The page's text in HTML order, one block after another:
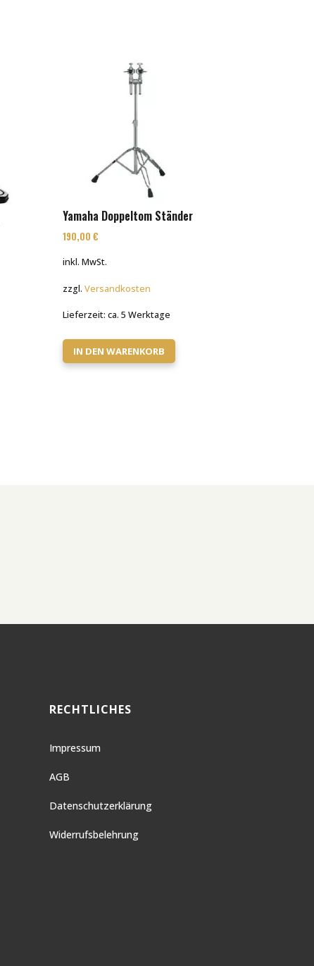
Yamaha Doppeltom Ständer
190,00€
inkl. MwSt.
zzgl.Versandkosten
Lieferzeit:ca. 5 Werktage
IN DEN WARENKORB
RECHTLICHES
Impressum
AGB
Datenschutzerklärung
Widerrufsbelehrung